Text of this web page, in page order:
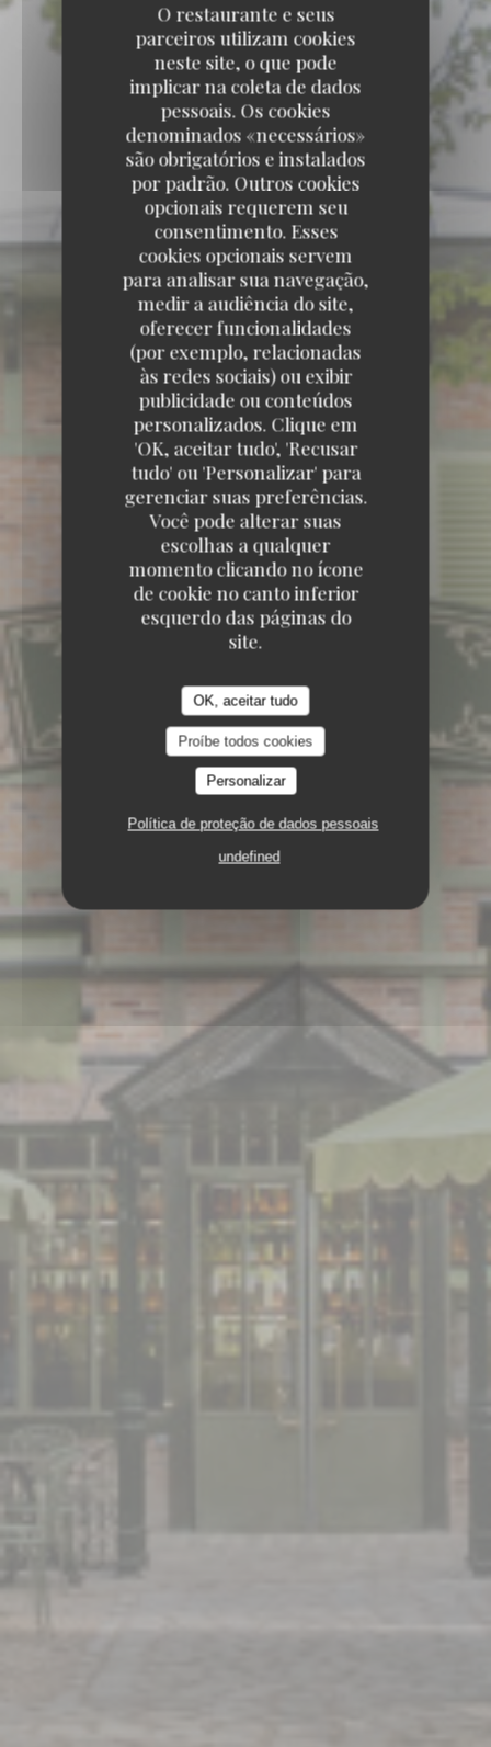
O restaurante e seus
parceiros utilizam cookies
neste site, o que pode
implicar na coleta de dados
pessoais. Os cookies
denominados «necessários»
são obrigatórios e instalados
por padrão. Outros cookies
opcionais requerem seu
consentimento. Esses
cookies opcionais servem
para analisar sua navegação,
medir a audiência do site,
oferecer funcionalidades
(por exemplo, relacionadas
às redes sociais) ou exibir
publicidade ou conteúdos
personalizados. Clique em
'OK, aceitar tudo', 'Recusar
tudo' ou 'Personalizar' para
gerenciar suas preferências.
Você pode alterar suas
escolhas a qualquer
momento clicando no ícone
de cookie no canto inferior
esquerdo das páginas do
site.
OK, aceitar tudo
Proíbe todos cookies
Personalizar
Política de proteção de dados pessoais
undefined
PARC DU CHÂTEAU DE VERSAILLES 78000
VERSAILLES